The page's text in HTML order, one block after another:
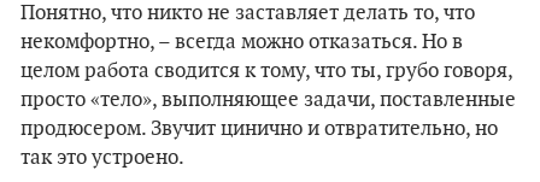
Понятно, что никто не заставляет делать то, что
некомфортно, – всегда можно отказаться. Но в
целом работа сводится к тому, что ты, грубо говоря,
просто «тело», выполняющее задачи, поставленные
продюсером. Звучит цинично и отвратительно, но
так это устроено.